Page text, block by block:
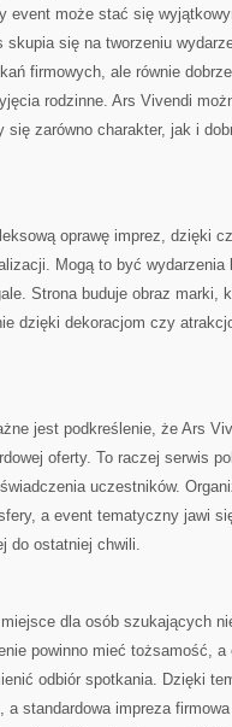
event może stać się
skupia się na tworzeniu
firmowych, ale równie
rodzinne. Ars Vivendi
zarówno charakter, jak i
oprawę imprez, dzięki
Mogą to być wydarzenia
Strona buduje obraz marki,
dzięki dekoracjom czy
jest podkreślenie, że Ars
oferty. To raczej serwis
uczestników.
a event tematyczny jawi
do ostatniej chwili.
dla osób szukających
powinno mieć tożsamość, a
odbiór spotkania. Dzięki
a standardowa impreza